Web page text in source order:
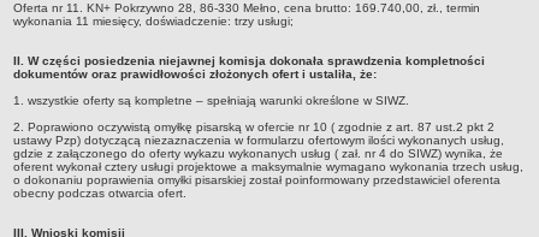
Dane kontaktowe
Elektroniczna Skrzynka Podawcza
Klauzula informacyjna
Kadra administracyjna
Informacja o wyznaczeniu Inspektora Danych Osobowych
PLACÓWKI OPIEKUŃCZO-WYCHOWAWCZE
Oferta nr 11. KN+ Pokrzywno 28, 86-330 Mełno, cena brutto: 169.740,00, zł., termin
wykonania 11 miesięcy, doświadczenie: trzy usługi;
II. W części posiedzenia niejawnej komisja dokonała sprawdzenia kompletności
dokumentów oraz prawidłowości złożonych ofert i ustaliła, że:
1. wszystkie oferty są kompletne – spełniają warunki określone w SIWZ.
2. Poprawiono oczywistą omyłkę pisarską w ofercie nr 10 ( zgodnie z art. 87 ust.2 pkt 2
ustawy Pzp) dotyczącą niezaznaczenia w formularzu ofertowym ilości wykonanych usług,
gdzie z załączonego do oferty wykazu wykonanych usług ( zał. nr 4 do SIWZ) wynika, że
oferent wykonał cztery usługi projektowe a maksymalnie wymagano wykonania trzech usług,
o dokonaniu poprawienia omyłki pisarskiej został poinformowany przedstawiciel oferenta
obecny podczas otwarcia ofert.
III. Wnioski komisji